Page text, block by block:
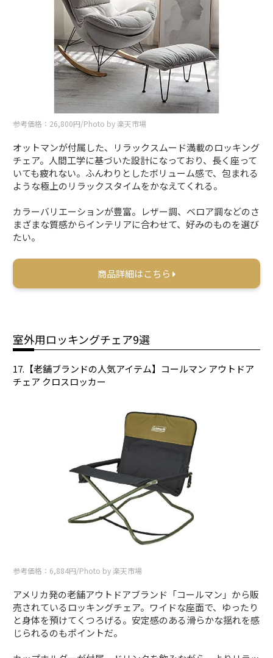
参考価格：26,800円/Photo by 楽天市場
オットマンが付属した、リラックスムード満載のロッキング
チェア。人間工学に基づいた設計になっており、長く座って
いても疲れない。ふんわりとしたボリューム感で、包まれる
ような極上のリラックスタイムをかなえてくれる。
カラーバリエーションが豊富。レザー調、ベロア調などのさ
まざまな質感からインテリアに合わせて、好みのものを選び
たい。
商品詳細はこちら
室外用ロッキングチェア9選
17.【老舗ブランドの人気アイテム】コールマン アウトドア
チェア クロスロッカー
参考価格：6,884円/Photo by 楽天市場
アメリカ発の老舗アウトドアブランド「コールマン」から販
売されているロッキングチェア。ワイドな座面で、ゆったり
と身体を預けてくつろげる。安定感のある滑らかな揺れを感
じられるのもポイントだ。